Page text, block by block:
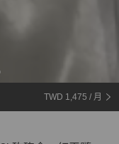
TWD 1,475 / 月